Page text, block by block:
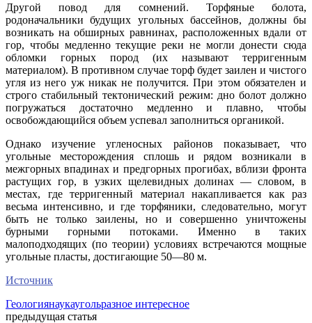
Другой повод для сомнений. Торфяные болота,
родоначальники будущих угольных бассейнов, должны бы
возникать на обширных равнинах, расположенных вдали от
гор, чтобы медленно текущие реки не могли донести сюда
обломки горных пород (их называют терригенным
материалом). В противном случае торф будет заилен и чистого
угля из него уж никак не получится. При этом обязателен и
строго стабильный тектонический режим: дно болот должно
погружаться достаточно медленно и плавно, чтобы
освобождающийся объем успевал заполниться органикой.
Однако изучение угленосных районов показывает, что
угольные месторождения сплошь и рядом возникали в
межгорных впадинах и предгорных прогибах, вблизи фронта
растущих гор, в узких щелевидных долинах — словом, в
местах, где терригенный материал накапливается как раз
весьма интенсивно, и где торфяники, следовательно, могут
быть не только заилены, но и совершенно уничтожены
бурными горными потоками. Именно в таких
малоподходящих (по теории) условиях встречаются мощные
угольные пласты, достигающие 50—80 м.
Источник
Геологиянаукаугольразное интересное
предыдущая статья